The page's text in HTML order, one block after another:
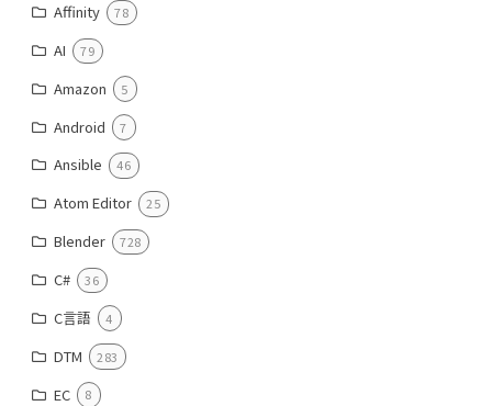
Affinity 78
AI 79
Amazon 5
Android 7
Ansible 46
Atom Editor 25
Blender 728
C# 36
C言語 4
DTM 283
EC 8